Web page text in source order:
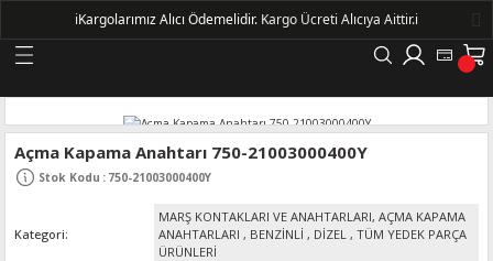
Geri Dön
Açma Kapama Anahtarı 750-21003000400Y
Stok Kodu : 750-21003000400Y
Kategori
MARŞ KONTAKLARI VE ANAHTARLARI, AÇMA KAPAMA
ANAHTARLARI , BENZİNLİ , DİZEL , TÜM YEDEK PARÇA
ÜRÜNLERİ
ℹ️Kargolarımız Alıcı Ödemelidir. Kargo Ücreti Alıcıya Aittir.ℹ️